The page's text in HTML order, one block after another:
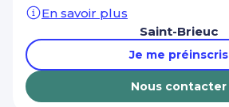
En savoir plus
Saint-Brieuc
Je me préinscris
Nous contacter